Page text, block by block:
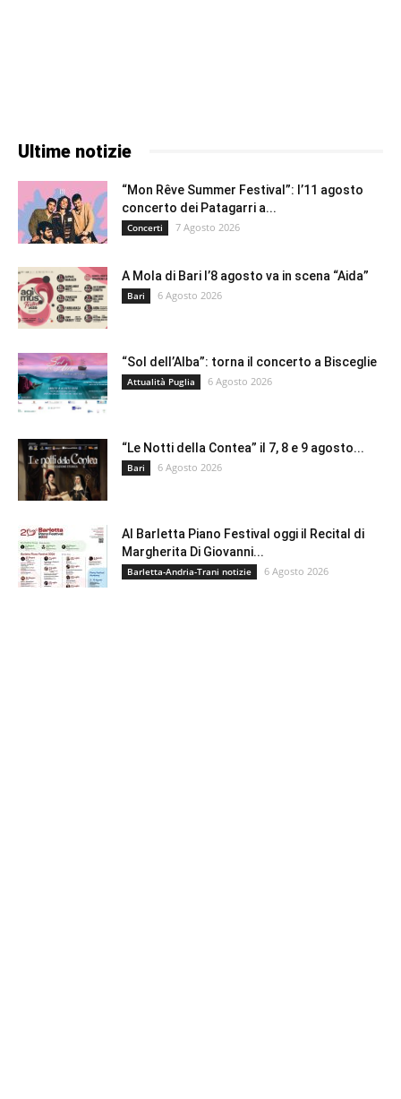
Ultime notizie
“Mon Rêve Summer Festival”: l’11 agosto
concerto dei Patagarri a...
Concerti 7 Agosto 2026
A Mola di Bari l’8 agosto va in scena “Aida”
Bari 6 Agosto 2026
“Sol dell’Alba”: torna il concerto a Bisceglie
Attualità Puglia 6 Agosto 2026
“Le Notti della Contea” il 7, 8 e 9 agosto...
Bari 6 Agosto 2026
Al Barletta Piano Festival oggi il Recital di
Margherita Di Giovanni...
Barletta-Andria-Trani notizie 6 Agosto 2026